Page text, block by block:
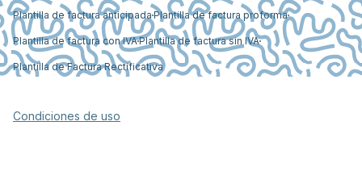
Plantilla de factura anticipada Plantilla de factura proforma
Plantilla de factura con IVAPlantilla de factura sin IVA
Plantilla de Factura Rectificativa
Condiciones de uso